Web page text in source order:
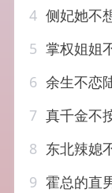
4 侧妃她不想争，
5 掌权姐姐
6 余生不恋
7 真千金不
8 东北辣媳
9 霍总的直